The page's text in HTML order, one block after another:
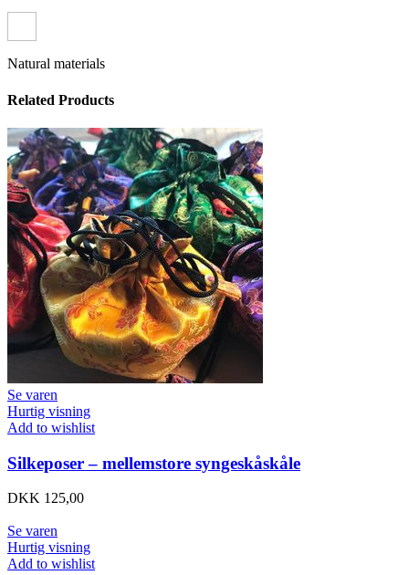
Natural materials
Related Products
Se varen
Hurtig visning
Add to wishlist
Silkeposer – mellemstore syngeskåskåle
DKK 125,00
Se varen
Hurtig visning
Add to wishlist